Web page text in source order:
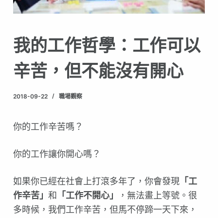
我的工作哲學：工作可以
辛苦，但不能沒有開心
2018-09-22 職場觀察
你的工作辛苦嗎？
你的工作讓你開心嗎？
如果你已經在社會上打滾多年了，你會發現「工
作辛苦」 和 「工作不開心」
，無法畫上等號。很
多時候，我們工作辛苦，但馬不停蹄一天下來，